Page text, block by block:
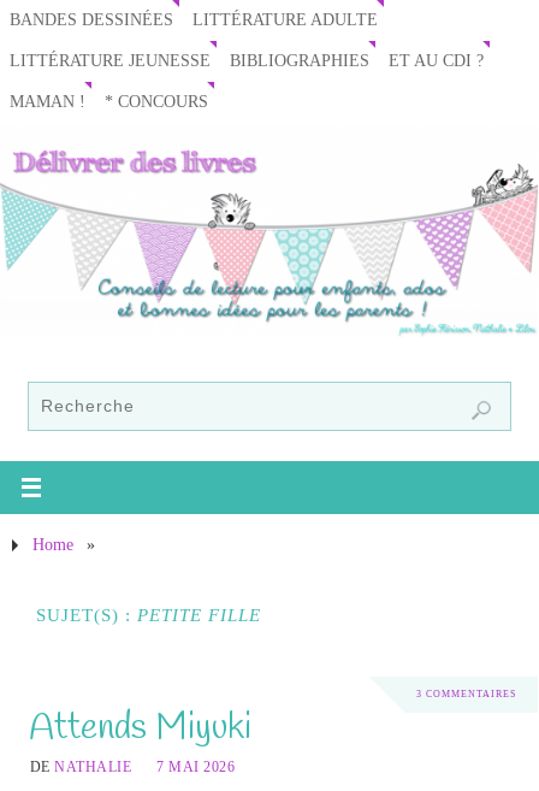
BANDES DESSINÉES LITTÉRATURE ADULTE
LITTÉRATURE JEUNESSE BIBLIOGRAPHIES ET AU CDI ?
MAMAN ! * CONCOURS
Home »
SUJET(S) : PETITE FILLE
3 COMMENTAIRES
Attends Miyuki
DENATHALIE
7 MAI 2026